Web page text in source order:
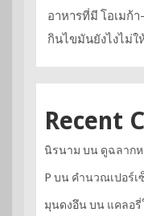
อาหารที่มี โอเมก้า
กินไขมันยังไงไม่ใ
Recent
นิรนาม บน ดูฉลาก
P บน คำนวณเปอร์
มุนดงอึน บน แคลอ